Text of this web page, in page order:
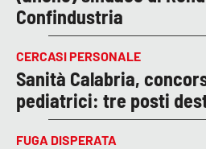
Confindustria
CERCASI PERSONALE
Sanità Calabria,
pediatrici: tre posti
FUGA DISPERATA